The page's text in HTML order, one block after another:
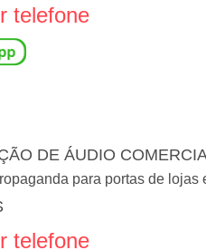
telefone
DE ÁUDIO
para portas de lojas
telefone